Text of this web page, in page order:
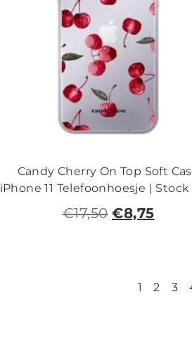
Candy Cherry On Top Soft
iPhone 11 Telefoonhoesje | Stock
€17,50 €8,75
1 2 3